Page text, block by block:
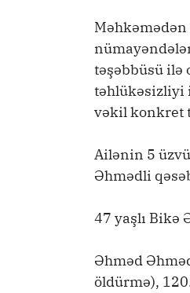
təşəbbüsü ilə
təhlükəsizliyi
vəkil konkret
Ailənin 5
Əhmədli
47 yaşlı Bikə
Əhməd
öldürmə),